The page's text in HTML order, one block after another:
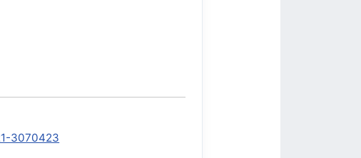
3070423